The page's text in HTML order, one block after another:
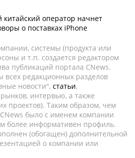
китайский оператор начнет
о поставках iPhone
системы (продукта или
и т.п. создается редактором
публикаций портала CNews.
всех редакционных разделов
новости", статьи,
интервью, а также
проектов). Таким образом, чем
было с именем компании
более информативен профиль.
(обогащен) дополнительной
о компании или